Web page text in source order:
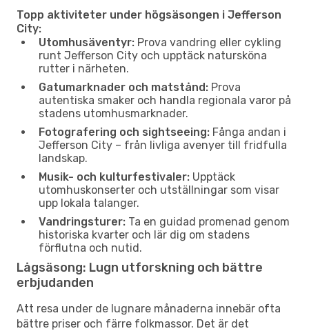
Topp aktiviteter under högsäsongen i Jefferson
City:
Utomhusäventyr: Prova vandring eller cykling
runt Jefferson City och upptäck natursköna
rutter i närheten.
Gatumarknader och matstånd: Prova
autentiska smaker och handla regionala varor på
stadens utomhusmarknader.
Fotografering och sightseeing: Fånga andan i
Jefferson City – från livliga avenyer till fridfulla
landskap.
Musik- och kulturfestivaler: Upptäck
utomhuskonserter och utställningar som visar
upp lokala talanger.
Vandringsturer: Ta en guidad promenad genom
historiska kvarter och lär dig om stadens
förflutna och nutid.
Lågsäsong: Lugn utforskning och bättre
erbjudanden
Att resa under de lugnare månaderna innebär ofta
bättre priser och färre folkmassor. Det är det